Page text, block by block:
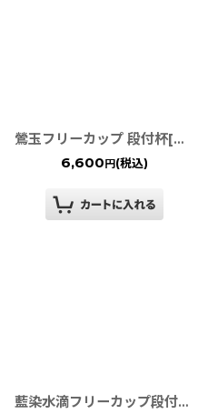
鶯玉フリーカップ 段付杯[有田焼 真右ェ門窯］
6,600 円(税込)
藍染水滴フリーカップ段付杯 [有田焼 真右ェ門窯］